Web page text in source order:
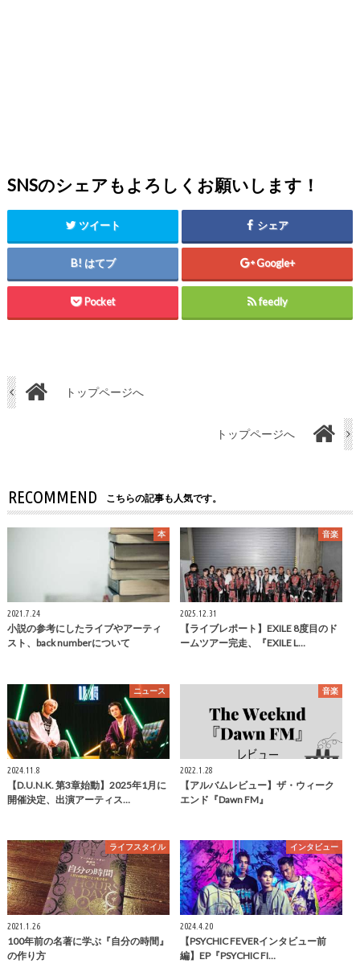
SNSのシェアもよろしくお願いします！
ツイート シェア
はてブ Google+
Pocket feedly
トップページへ
トップページへ
RECOMMEND こちらの記事も人気です。
本
2021.7.24
小説の参考にしたライブやアーティ
スト、back numberについて
音楽
2025.12.31
【ライブレポート】EXILE 8度目のド
ームツアー完走、『EXILE L…
ニュース
2024.11.8
【D.U.N.K. 第3章始動】2025年1月に
開催決定、出演アーティス…
音楽
2022.1.28
【アルバムレビュー】ザ・ウィーク
エンド『Dawn FM』
ライフスタイル
2021.1.26
100年前の名著に学ぶ『自分の時間』
の作り方
インタビュー
2024.4.20
【PSYCHIC FEVERインタビュー前
編】EP『PSYCHIC FI…